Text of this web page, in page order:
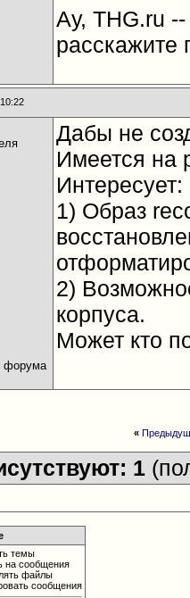
Ау, THG.ru
расскажите
Дабы не
Имеется на
Интересует:
1) Образ
2)
корпуса.
Может кто
«
1
темы
на сообщения
файлы
сообщения